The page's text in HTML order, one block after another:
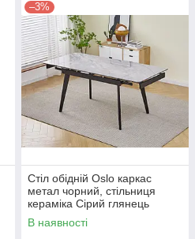
–3%
Стіл обідній Oslo каркас
метал чорний, стільниця
кераміка Сірий глянець
120/180х80 см (Intarsio TM)
В наявності